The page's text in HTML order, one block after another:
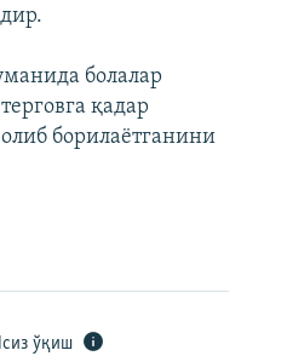
болалар
қадар
борилаётганини
ўқиш